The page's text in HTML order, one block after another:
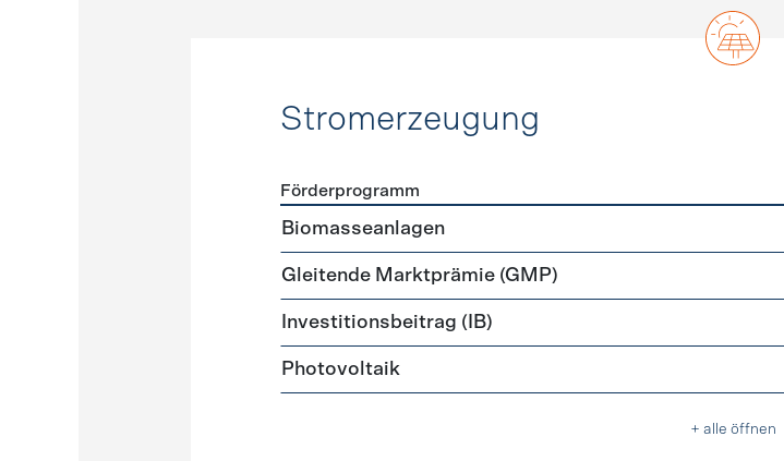
Stromerzeugung
Förderprogramme
Förderprogramm
Biomasseanlagen
Gleitende Marktprämie (GMP)
Investitionsbeitrag (IB)
Photovoltaik
+ alle öffnen